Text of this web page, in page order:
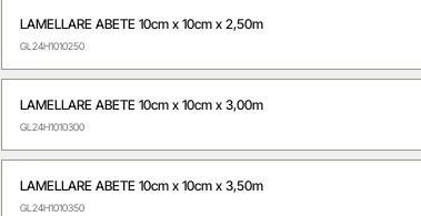
LAMELLARE ABETE 10cm x 10cm x 2,50m
GL24H1010250
LAMELLARE ABETE 10cm x 10cm x 3,00m
GL24H1010300
LAMELLARE ABETE 10cm x 10cm x 3,50m
GL24H1010350